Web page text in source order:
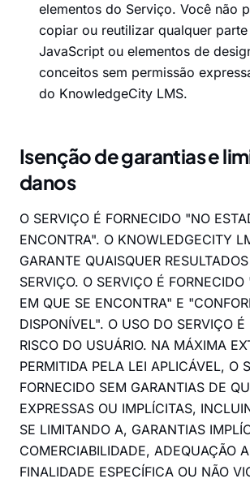
elementos do Serviço. Você não
copiar ou reutilizar qualquer
JavaScript ou elementos de
conceitos sem permissão
do KnowledgeCity LMS.
Isenção de garantias e
danos
O SERVIÇO É FORNECIDO "NO
ENCONTRA". O KNOWLEDGECITY
GARANTE QUAISQUER
SERVIÇO. O SERVIÇO É
EM QUE SE ENCONTRA" E
DISPONÍVEL". O USO DO SERVIÇO É
RISCO DO USUÁRIO. NA MÁXIMA
PERMITIDA PELA LEI APLICÁVEL, O
FORNECIDO SEM GARANTIAS DE
EXPRESSAS OU IMPLÍCITAS,
SE LIMITANDO A, GARANTIAS
COMERCIABILIDADE, ADEQUAÇÃO
FINALIDADE ESPECÍFICA OU NÃO